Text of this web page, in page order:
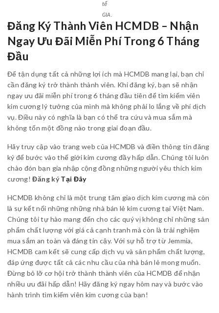
tế
GIA.
Đăng Ký Thành Viên HCMDB – Nhận
Ngay Ưu Đãi Miễn Phí Trong 6 Tháng
Đầu
Để tận dụng tất cả những lợi ích mà HCMDB mang lại, bạn chỉ
cần đăng ký trở thành thành viên. Khi đăng ký, bạn sẽ nhận
ngay ưu đãi miễn phí trong 6 tháng đầu tiên để tìm kiếm viên
kim cương lý tưởng của mình mà không phải lo lắng về phí dịch
vụ. Điều này có nghĩa là bạn có thể tra cứu và mua sắm mà
không tốn một đồng nào trong giai đoạn đầu.
Hãy truy cập vào trang web của HCMDB và điền thông tin đăng
ký để bước vào thế giới kim cương đầy hấp dẫn. Chúng tôi luôn
chào đón bạn gia nhập cộng đồng những người yêu thích kim
cương!Đăng kýTại Đây
HCMDB không chỉ là một trung tâm giao dịch kim cương mà còn
là sự kết nối những những nhà bán lẻ kim cương tại Việt Nam.
Chúng tôi tự hào mang đến cho các quý vị không chỉ những sản
phẩm chất lượng với giá cả cạnh tranh mà còn là trải nghiệm
mua sắm an toàn và đáng tin cậy. Với sự hỗ trợ từ Jemmia,
HCMDB cam kết sẽ cung cấp dịch vụ và sản phẩm chất lượng,
đáp ứng được tất cả các nhu cầu của nhà bán lẻ mong muốn.
Đừng bỏ lỡ cơ hội trở thành thành viên của HCMDB để nhận
nhiều ưu đãi hấp dẫn! Hãy đăng ký ngay hôm nay và bước vào
hành trình tìm kiếm viên kim cương của bạn!